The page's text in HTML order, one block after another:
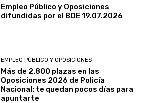
Empleo Público y Oposiciones
difundidas por el BOE 19.07.2026
EMPLEO PÚBLICO Y OPOSICIONES
Más de 2.800 plazas en las
Oposiciones 2026 de Policía
Nacional: te quedan pocos días para
apuntarte